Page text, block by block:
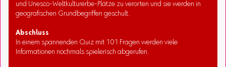
und Unesco-Weltkulturerbe-Plätze zu verorten und sie werden in
geografischen Grundbegriffen geschult.
Abschluss
In einem spannenden Quiz mit 101 Fragen werden viele
Informationen nochmals spielerisch abgerufen.